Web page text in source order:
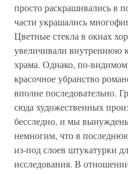
просто раскрашивались в
части украшались
Цветные стекла в окнах
увеличивали внутреннюю
храма. Однако, по-
красочное убранство
вполне последовательно.
сюда художественных
бесследно, и мы
немногим, что в
из-под слоев штукатурки
исследования. В